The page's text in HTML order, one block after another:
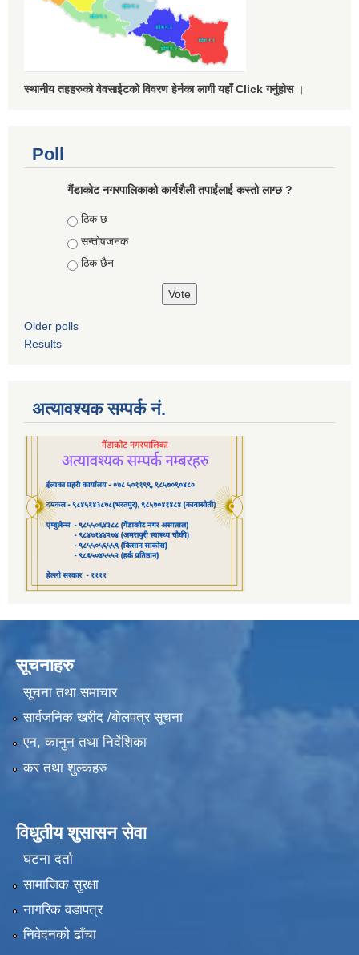
स्थानीय तहहरुको वेवसाईटको विवरण हेर्नका लागी यहाँ Click गर्नुहोस ।
Poll
गैंडाकोट नगरपालिकाको कार्यशैली तपाईंलाई कस्तो लाग्छ ?
Choices
ठिक छ
सन्तोषजनक
ठिक छैन
Older polls
Results
अत्यावश्यक सम्पर्क नं.
सूचनाहरु
सूचना तथा समाचार
सार्वजनिक खरीद /बोलपत्र सूचना
एन, कानुन तथा निर्देशिका
कर तथा शुल्कहरु
विधुतीय शुसासन सेवा
घटना दर्ता
सामाजिक सुरक्षा
नागरिक वडापत्र
निवेदनको ढाँचा